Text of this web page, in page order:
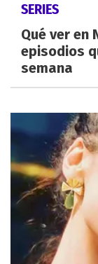
SERIES
Qué ver en
episodios
semana